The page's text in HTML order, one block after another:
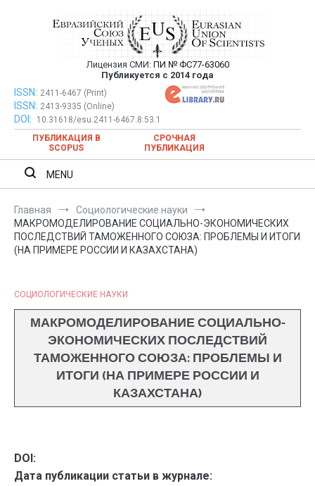
Евразийский Союз Ученых —
публикация научных статей в
ежемесячном научном журнале
Лицензия СМИ: ПИ № ФС77-63060
Публикуется с 2014 года
Евразийский Союз Ученых — публикация научных статей в
ежемесячном научном журнале
ISSN: 2411-6467 (Print)
ISSN: 2413-9335 (Online)
DOI:
10.31618/esu.2411-6467.8.53.1
ПУБЛИКАЦИЯ В
SCOPUS
СРОЧНАЯ
ПУБЛИКАЦИЯ
MENU
Главная
Социологические науки
МАКРОМОДЕЛИРОВАНИЕ СОЦИАЛЬНО-ЭКОНОМИЧЕСКИХ
ПОСЛЕДСТВИЙ ТАМОЖЕННОГО СОЮЗА: ПРОБЛЕМЫ И ИТОГИ
(НА ПРИМЕРЕ РОССИИ И КАЗАХСТАНА)
СОЦИОЛОГИЧЕСКИЕ НАУКИ
МАКРОМОДЕЛИРОВАНИЕ СОЦИАЛЬНО-
ЭКОНОМИЧЕСКИХ ПОСЛЕДСТВИЙ
ТАМОЖЕННОГО СОЮЗА: ПРОБЛЕМЫ И
ИТОГИ (НА ПРИМЕРЕ РОССИИ И
КАЗАХСТАНА)
DOI:
Дата публикации статьи в журнале: